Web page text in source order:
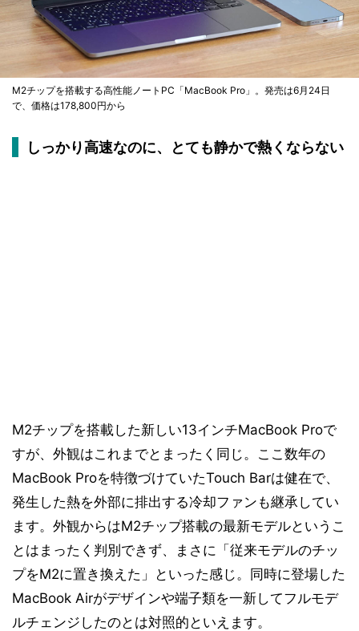
M2チップを搭載する高性能ノートPC「MacBook Pro」。発売は6月24日
で、価格は178,800円から
しっかり高速なのに、とても静かで熱くならない
M2チップを搭載した新しい13インチMacBook Proで
すが、外観はこれまでとまったく同じ。ここ数年の
MacBook Proを特徴づけていたTouch Barは健在で、
発生した熱を外部に排出する冷却ファンも継承してい
ます。外観からはM2チップ搭載の最新モデルというこ
とはまったく判別できず、まさに「従来モデルのチッ
プをM2に置き換えた」といった感じ。同時に登場した
MacBook Airがデザインや端子類を一新してフルモデ
ルチェンジしたのとは対照的といえます。